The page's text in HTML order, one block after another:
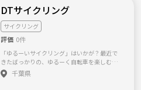
すが、部員のレベルは分布で表すと以下の感
じです。 レベル：人数割合 ～3
級：■■■■■ ～4級：■■■
～5級：■■ ～6級：■
の自分を変えてみたい、新しいスポーツをや
ってみたいという方！！是非、新しい事始め
てみませんか？ ☆世界にはこれだけあるチー
ムのうち http://www.gigapan.com/gigapan
s/179700/ 日本のリーグは１つ！ そして、そ
の中でも日本人のチームはほんの数チームで
す。特に男性はワールドカップ２回目の出場を
果たしました！！ ☆初心者でも安心、ポイン
トでしっかり押さえて講習していくので、1か
DTサイクリング
サイクリング
評価 0件
「ゆるーいサイクリング」はいかが？最近で
きたばっかりの、ゆるーく自転車を楽しむ集
団です。 適当にサイクリングに出かけたり、
サイクリングイベントに参加したりしてます。
千葉県